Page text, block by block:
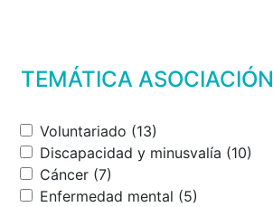
TEMÁTICA ASOCIACIÓN
Voluntariado (13)
Discapacidad y minusvalía (10)
Cáncer (7)
Enfermedad mental (5)